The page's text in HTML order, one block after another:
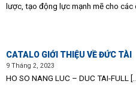
lược, tạo động lực mạnh mẽ cho các
CATALO GIỚI THIỆU VỀ ĐỨC TÀI
9 Tháng 2, 2023
HO SO NANG LUC – DUC TAI-FULL